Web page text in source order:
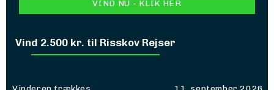
VIND NU - KLIK HER
Vind 2.500 kr. til Risskov Rejser